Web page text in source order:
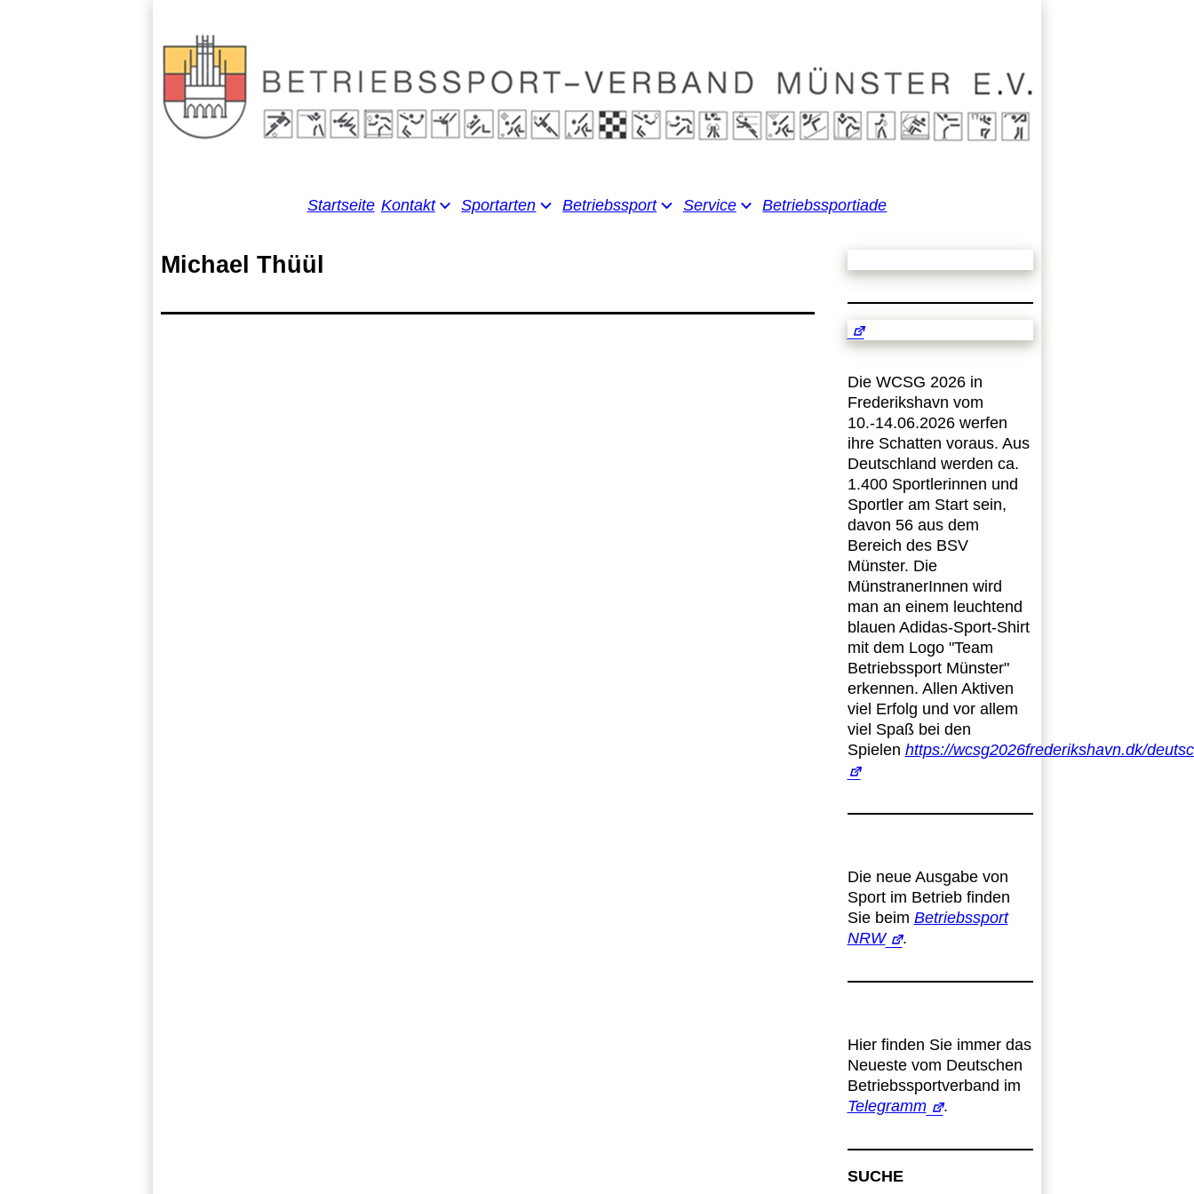
Startseite Kontakt Sportarten Betriebssport Service Betriebssportiade
Michael Thüül
Die WCSG 2026 in
Frederikshavn vom
10.-14.06.2026 werfen
ihre Schatten voraus. Aus
Deutschland werden ca.
1.400 Sportlerinnen und
Sportler am Start sein,
davon 56 aus dem
Bereich des BSV
Münster. Die
MünstranerInnen wird
man an einem leuchtend
blauen Adidas-Sport-Shirt
mit dem Logo "Team
Betriebssport Münster"
erkennen. Allen Aktiven
viel Erfolg und vor allem
viel Spaß bei den
Spielen https://wcsg2026frederikshavn.dk/
Die neue Ausgabe von
Sport im Betrieb finden
Sie beim Betriebssport
NRW
.
Hier finden Sie immer das
Neueste vom Deutschen
Betriebssportverband im
Telegramm
.
SUCHE